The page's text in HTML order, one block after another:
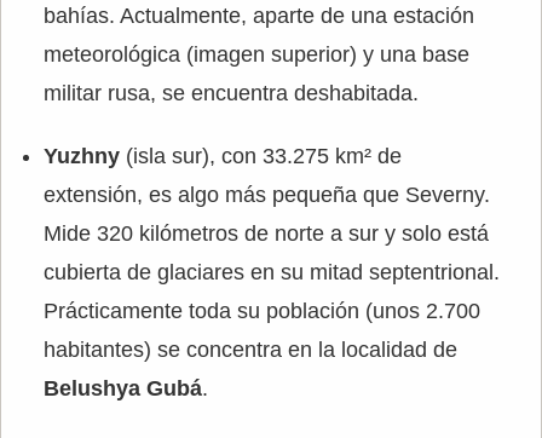
bahías. Actualmente, aparte de una estación
meteorológica (imagen superior) y una base
militar rusa, se encuentra deshabitada.
Yuzhny (isla sur), con 33.275 km² de
extensión, es algo más pequeña que Severny.
Mide 320 kilómetros de norte a sur y solo está
cubierta de glaciares en su mitad septentrional.
Prácticamente toda su población (unos 2.700
habitantes) se concentra en la localidad de
Belushya Gubá.